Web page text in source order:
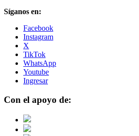
Síganos en:
Facebook
Instagram
X
TikTok
WhatsApp
Youtube
Ingresar
Con el apoyo de: